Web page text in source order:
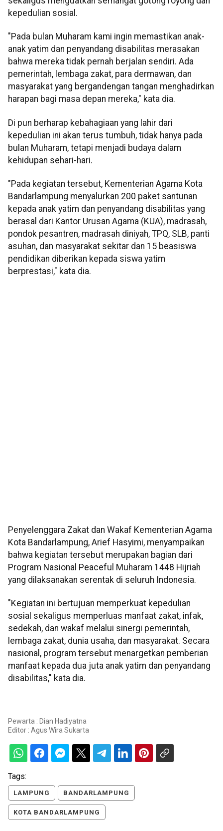
kepedulian sosial.
"Pada bulan Muharam kami ingin memastikan anak-
anak yatim dan penyandang disabilitas merasakan
bahwa mereka tidak pernah berjalan sendiri. Ada
pemerintah, lembaga zakat, para dermawan, dan
masyarakat yang bergandengan tangan menghadirkan
harapan bagi masa depan mereka," kata dia.
Di pun berharap kebahagiaan yang lahir dari
kepedulian ini akan terus tumbuh, tidak hanya pada
bulan Muharam, tetapi menjadi budaya dalam
kehidupan sehari-hari.
"Pada kegiatan tersebut, Kementerian Agama Kota
Bandarlampung menyalurkan 200 paket santunan
kepada anak yatim dan penyandang disabilitas yang
berasal dari Kantor Urusan Agama (KUA), madrasah,
pondok pesantren, madrasah diniyah, TPQ, SLB, panti
asuhan, dan masyarakat sekitar dan 15 beasiswa
pendidikan diberikan kepada siswa yatim
berprestasi," kata dia.
Penyelenggara Zakat dan Wakaf Kementerian Agama
Kota Bandarlampung, Arief Hasyimi, menyampaikan
bahwa kegiatan tersebut merupakan bagian dari
Program Nasional Peaceful Muharam 1448 Hijriah
yang dilaksanakan serentak di seluruh Indonesia.
"Kegiatan ini bertujuan memperkuat kepedulian
sosial sekaligus memperluas manfaat zakat, infak,
sedekah, dan wakaf melalui sinergi pemerintah,
lembaga zakat, dunia usaha, dan masyarakat. Secara
nasional, program tersebut menargetkan pemberian
manfaat kepada dua juta anak yatim dan penyandang
disabilitas," kata dia.
Pewarta : Dian Hadiyatna
Editor : Agus Wira Sukarta
Tags:
LAMPUNG BANDARLAMPUNG
KOTA BANDARLAMPUNG